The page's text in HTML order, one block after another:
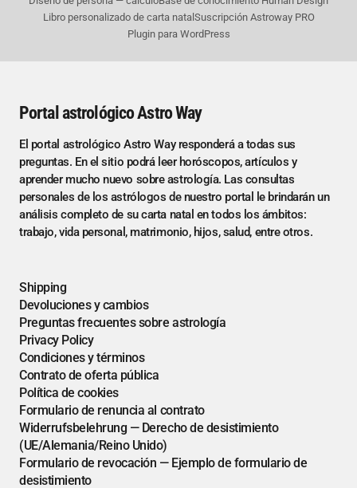
Libro personalizado de carta natal Suscripción Astroway PRO
Plugin para WordPress
Portal astrológico Astro Way
El portal astrológico Astro Way responderá a todas sus
preguntas. En el sitio podrá leer horóscopos, artículos y
aprender mucho nuevo sobre astrología. Las consultas
personales de los astrólogos de nuestro portal le brindarán un
análisis completo de su carta natal en todos los ámbitos:
trabajo, vida personal, matrimonio, hijos, salud, entre otros.
Shipping
Devoluciones y cambios
Preguntas frecuentes sobre astrología
Privacy Policy
Condiciones y términos
Contrato de oferta pública
Política de cookies
Formulario de renuncia al contrato
Widerrufsbelehrung — Derecho de desistimiento
(UE/Alemania/Reino Unido)
Formulario de revocación — Ejemplo de formulario de
desistimiento